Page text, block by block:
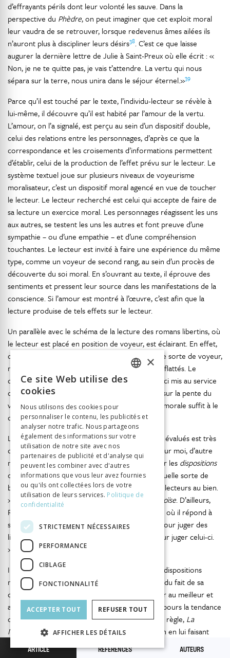
d’effrayants périls dont leur volonté les sauve. Dans la
perspective du Phèdre, on peut imaginer que cet exploit moral
leur vaudra de se retrouver, lorsque redevenus âmes ailées ils
n’auront plus à discipliner leurs désirs38. C’est ce que laisse
augurer la dernière lettre de Julie à Saint-Preux où elle écrit : «
Non, je ne te quitte pas, je vais t’attendre. La vertu qui nous
sépara sur la terre, nous unira dans le séjour éternel.»39
Parce qu’il est touché par le texte, l’individu-lecteur se révèle à
lui-même, il découvre qu’il est habité par l’amour de la vertu.
L’amour, on l’a signalé, est perçu au sein d’un dispositif double,
celui des relations entre les personnages, d’après ce que la
correspondance et les croisements d’informations permettent
d’établir, celui de la production de l’effet prévu sur le lecteur. Le
système textuel joue sur plusieurs niveaux de voyeurisme
moralisateur, c’est un dispositif moral agencé en vue de toucher
le lecteur. Le lecteur recherché est celui qui accepte de faire de
sa lecture un exercice moral. Les personnages réagissent les uns
aux autres, se testent les uns les autres et font preuve d’une
sympathie – ou d’une empathie – et d’une compréhension
touchantes. Le lecteur est invité à faire une expérience du même
type, comme un voyeur de second rang, au sein d’un procès de
découverte du soi moral. En s’ouvrant au texte, il éprouve des
sentiments et pressent leur source dans les manifestations de la
conscience. Si l’amour est montré à l’œuvre, c’est afin que la
lecture produise de tels effets sur le lecteur.
Un parallèle avec le schéma de la lecture des romans libertins, où
le lecteur est placé en position de voyeur, est éclairant. En effet,
dans
aussi, le lecteur est une sorte de voyeur,
mais ce ne sont pas ses désirs sensuels qui sont flattés. Le
dynamisme de la contagion et de l’imitation est ici mis au service
de la vertu. Le voyeurisme, au lieu de conduire sur la pente du
vice, révèle la vertu à elle-même, et cette visée morale suffit à le
disculper.
Le critère à l’aune duquel les livres doivent être évalués est très
clairement formulé par Julie : « Je n’ai point, pour moi, d’autre
manière de juger de mes lectures que de sonder les dispositions
où elles laissent mon âme, et j’imagine à peine quelle sorte de
bonté peut avoir un livre qui ne porte point ses lecteurs au bien.
»
C’est bien ainsi qu’il faut lireLa Nouvelle Héloïse. D’ailleurs,
Rousseau nous y invite dans la seconde Préface, où il répond à
son interlocuteur : « Julie s’était fait une règle pour juger des
livres : si vous la jugez bonne, servezvous en pour juger celui-ci.
»
Il faut des livres qui mettent le lecteur dans des dispositions
morales. Selon lui, à travers l’acte de lecture, et du fait de sa
durée, le livre a le pouvoir de disposer le lecteur au meilleur et
au pire, plus fréquemment au pire. Prenant à rebours la tendance
dominante, et s’imposant ce critère comme une règle, La
Nouvelle Héloïsedoit conduire le lecteur au bien en lui faisant
ARTICLE RÉFÉRENCES AUTEURS
ITALIAN
×
Ce site Web utilise des
cookies
Nous utilisons des cookies pour
personnaliser le contenu, les publicités et
analyser notre trafic. Nous partageons
également des informations sur votre
utilisation de notre site avec nos
partenaires de publicité et d'analyse qui
peuvent les combiner avec d'autres
informations que vous leur avez fournies
ou qu'ils ont collectées lors de votre
utilisation de leurs services. Politique de
confidentialité
STRICTEMENT NÉCESSAIRES
PERFORMANCE
CIBLAGE
FONCTIONNALITÉ
ACCEPTER TOUT REFUSER TOUT
AFFICHER LES DÉTAILS